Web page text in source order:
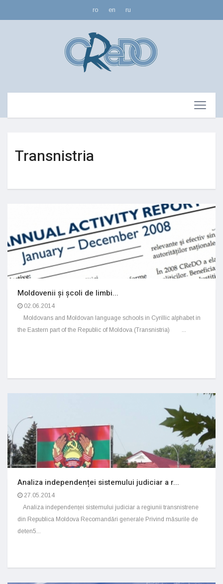
ro en ru
Transnistria
Moldovenii și școli de limbi...
02.06.2014
Moldovans and Moldovan language schools in Cyrillic alphabet in
the Eastern part of the Republic of Moldova (Transnistria) ...
Analiza independenței sistemului judiciar a r...
27.05.2014
Analiza independenței sistemului judiciar a regiunii transnistrene
din Republica Moldova Recomandări generale Privind măsurile de
deten5...